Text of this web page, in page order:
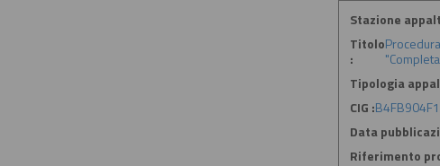
Stazione
Titolo
:
Tipologia
CIG :
Data
Riferimento